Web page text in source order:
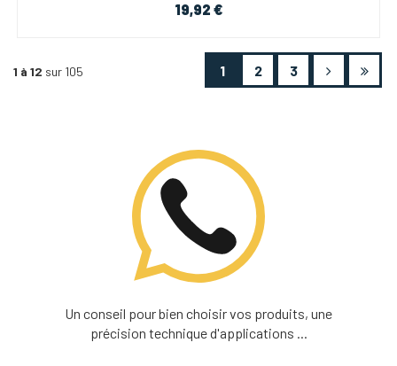
19,92 €
1 à 12 sur 105 1 2 3
Un conseil pour bien choisir vos produits, une
précision technique d'applications ...